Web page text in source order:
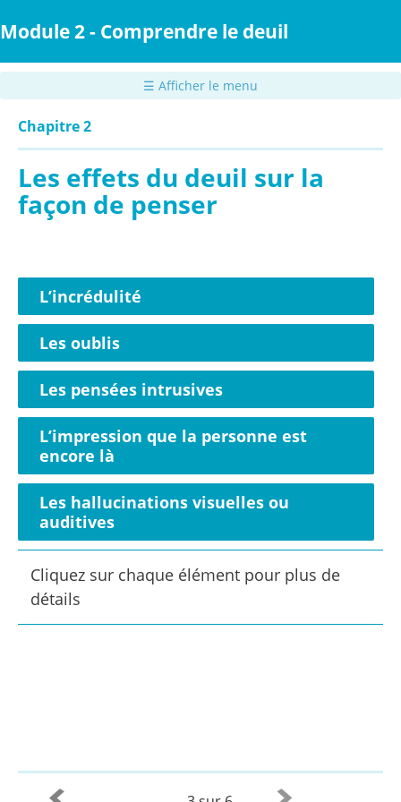
au
principal
Module 2 - Comprendre le deuil
☰ Afficher le menu
Chapitre 2
Les effets du deuil sur la
façon de penser
L’incrédulité
Les oublis
Les pensées intrusives
L’impression que la personne est
encore là
Les hallucinations visuelles ou
auditives
Cliquez sur chaque élément pour plus de
détails